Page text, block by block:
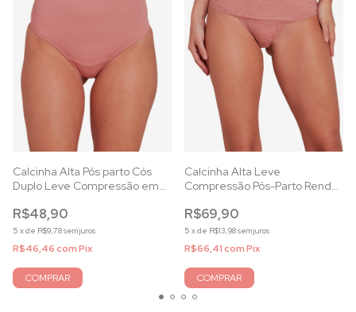
Calcinha Alta Pós parto Cós
Duplo Leve Compressão em
R$48,90
5 xde R$9,78sem juros
R$46,46comPix
COMPRAR
Calcinha Alta Leve
Compressão Pós-Parto Renda
R$69,90
5 xde R$13,98sem juros
R$66,41comPix
COMPRAR